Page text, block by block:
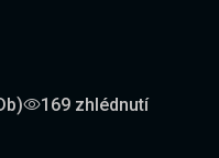
169 zhlédnutí